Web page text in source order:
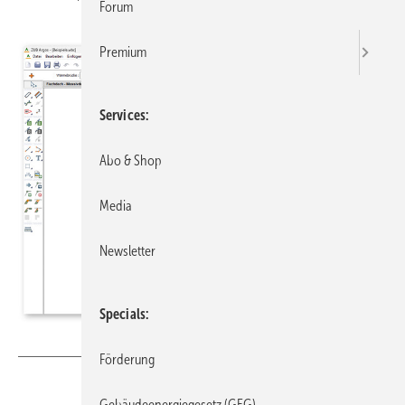
Forum
Premium
Services
Abo & Shop
Media
Newsletter
Specials
Förderung